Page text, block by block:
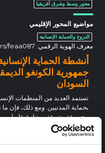
محور وسط وشرق أفريقيا
مواضيع المحور الإقليمي
النزوح والحماية الإنسانية
معرف الهوية الرقمي: feaa087
أنشطة الحماية
جمهورية الكونغو
السودان
تستمد العديد من المنظمات
بحماية المدنيين. ومع ذلك، فإن
مجموعة متنوعة ومتنازع عليها من
البعد عما يقوم به الجمهور
محور وسط وشرق أفريقيا